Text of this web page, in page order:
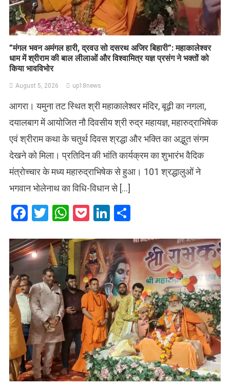
​”मंगल भवन अमंगल हारी, द्रवउ सो दसरथ अजिर बिहारी”: महाकालेश्वर
धाम में श्रीराम की बाल लीलाओं और विश्वामित्र यज्ञ प्रसंग ने भक्तों को
किया भावविभोर
August 5, 2026 up18news
आगरा। यमुना तट स्थित श्री महाकालेश्वर मंदिर, बूढ़ी का नगला,
दयालबाग में आयोजित नौ दिवसीय श्री रुद्र महायज्ञ, महारुद्राभिषेक
एवं श्रीराम कथा के चतुर्थ दिवस श्रद्धा और भक्ति का अद्भुत संगम
देखने को मिला। प्रतिदिन की भांति कार्यक्रम का शुभारंभ वैदिक
मंत्रोच्चार के मध्य महारुद्राभिषेक से हुआ। 101 श्रद्धालुओं ने
भगवान भोलेनाथ का विधि-विधान से […]
Facebook
Twitter
WhatsApp
PocketLinkedIn